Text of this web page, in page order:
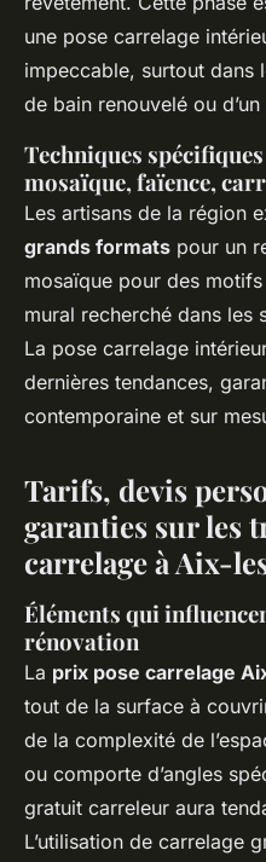
une pose carrelage
impeccable, surtout dans
de bain renouvelé ou
Techniques
mosaïque, faïence,
Les artisans de la région
grands formats pour un
mosaïque pour des
mural recherché dans les
La pose carrelage
dernières tendances,
contemporaine et sur
Tarifs, devis
garanties sur les
carrelage à Aix-
Éléments qui
rénovation
La prix pose carrelage
tout de la surface à
de la complexité de
ou comporte d’angles
gratuit carreleur aura
L’utilisation de carrelage